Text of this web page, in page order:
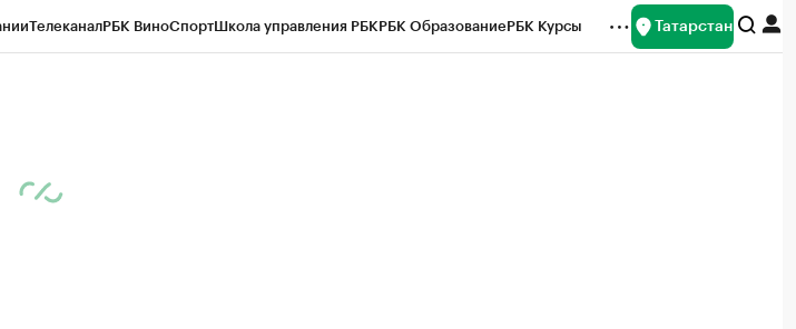
ТелеканалРБК ВиноСпортШкола управления РБКРБК ОбразованиеРБК Курсы Татарстан